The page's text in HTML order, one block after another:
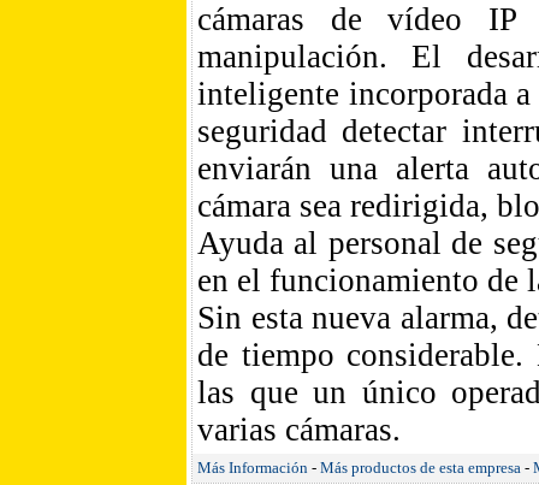
cámaras de vídeo
manipulación. El
inteligente incorporada
seguridad detectar
enviarán una alerta
cámara sea redirigida,
Ayuda al personal de
en el funcionamiento de
Sin esta nueva alarma,
de tiempo
las que un único
varias cámaras.
Más Información - Más productos de esta empresa -